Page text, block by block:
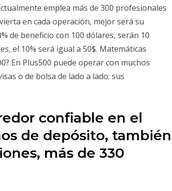
emplea más de 300 profesionales
en cada operación, mejor será su
de beneficio con 100 dólares, serán 10
el 10% será igual a 50$. Matemáticas
En Plus500 puede operar con muchos
o de bolsa de lado a lado: sus
confiable en el
de depósito, también
más de 330